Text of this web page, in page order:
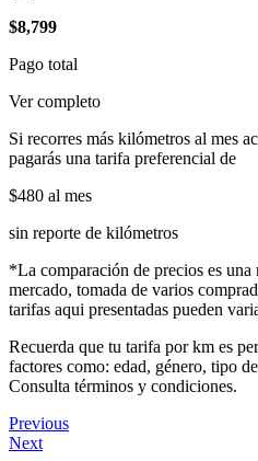
$8,799
Pago total
Ver completo
Si recorres más kilómetros al mes
pagarás una tarifa preferencial de
$480 al mes
sin reporte de kilómetros
*La comparación de precios es una
mercado, tomada de varios
tarifas aqui presentadas pueden
Recuerda que tu tarifa por km es
factores como: edad, género, tipo
Consulta términos y condiciones.
Previous
Next